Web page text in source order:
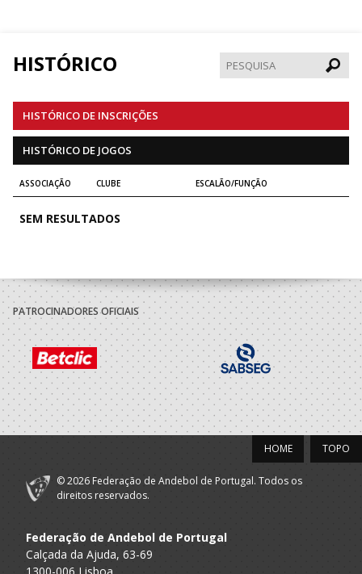
HISTÓRICO
HISTÓRICO DE INSCRIÇÕES
HISTÓRICO DE JOGOS
ASSOCIAÇÃO CLUBE ESCALÃO/FUNÇÃO
SEM RESULTADOS
PATROCINADORES OFICIAIS
TOPO
HOME
© 2026 Federação de Andebol de Portugal. Todos os
direitos reservados.
Federação de Andebol de Portugal
Calçada da Ajuda, 63-69